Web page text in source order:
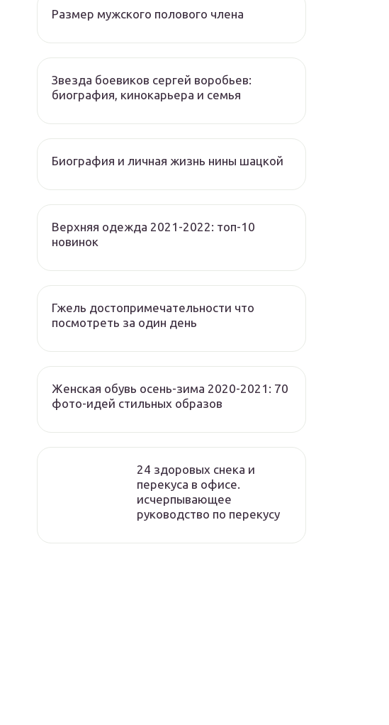
Размер мужского полового члена
Звезда боевиков сергей воробьев:
биография, кинокарьера и семья
Биография и личная жизнь нины шацкой
Верхняя одежда 2021-2022: топ-10
новинок
Гжель достопримечательности что
посмотреть за один день
Женская обувь осень-зима 2020-2021: 70
фото-идей стильных образов
24 здоровых снека и
перекуса в офисе.
исчерпывающее
руководство по перекусу